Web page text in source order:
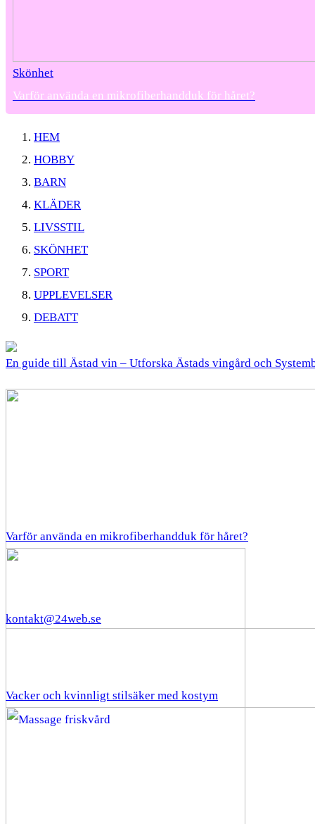
Skönhet
Varför använda en mikrofiberhandduk för håret?
HEM
HOBBY
BARN
KLÄDER
LIVSSTIL
SKÖNHET
SPORT
UPPLEVELSER
DEBATT
En guide till Ästad vin – Utforska Ästads vingård och
Varför använda en mikrofiberhandduk för håret?
Vacker och kvinnligt stilsäker med kostym
kontakt@24web.se